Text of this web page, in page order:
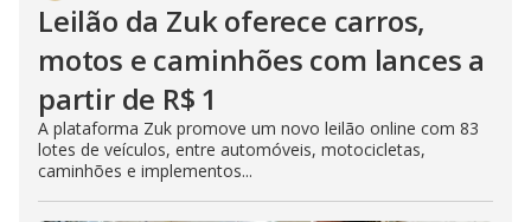
Leilão da Zuk oferece carros,
motos e caminhões com lances a
partir de R$ 1
A plataforma Zuk promove um novo leilão online com 83
lotes de veículos, entre automóveis, motocicletas,
caminhões e implementos...